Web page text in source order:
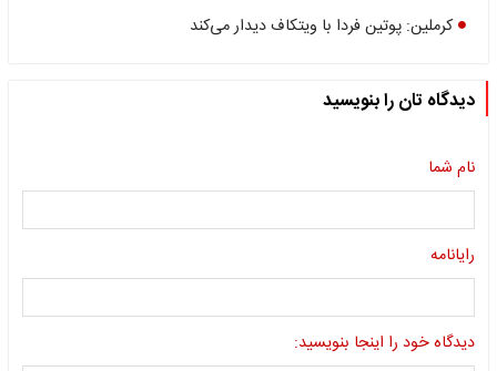
کرملین: پوتین فردا با ویتکاف دیدار می‌کند
دیدگاه تان را بنویسید
نام شما
رایانامه
دیدگاه خود را اینجا بنویسید: